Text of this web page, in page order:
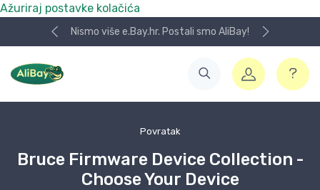
Ažuriraj postavke kolačića
Nismo više e.Bay.hr. Postali smo AliBay!
Povratak
Bruce Firmware Device Collection -
Choose Your Device